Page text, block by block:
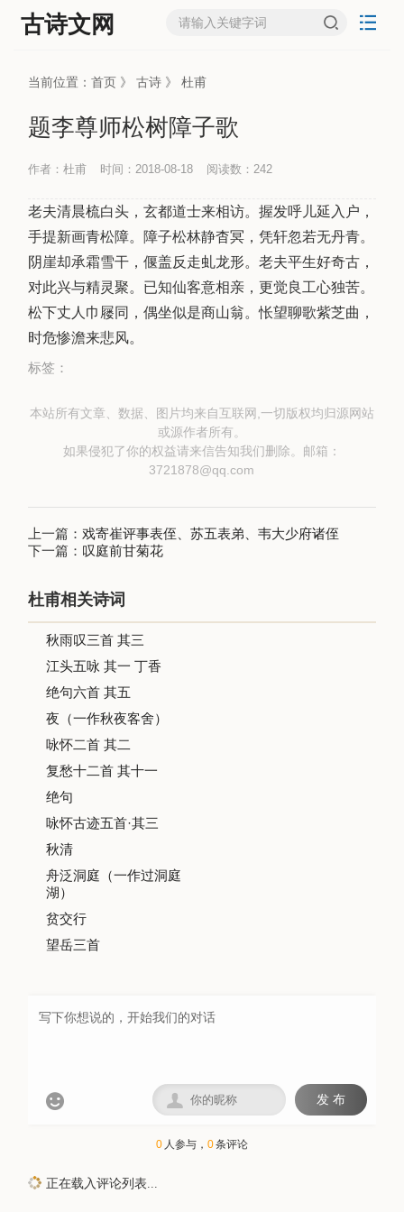
古诗文网
当前位置：首页 》古诗 》杜甫
题李尊师松树障子歌
作者：杜甫 时间：2018-08-18 阅读数：242
老夫清晨梳白头，玄都道士来相访。握发呼儿延入户，
手提新画青松障。障子松林静杳冥，凭轩忽若无丹青。
阴崖却承霜雪干，偃盖反走虬龙形。老夫平生好奇古，
对此兴与精灵聚。已知仙客意相亲，更觉良工心独苦。
松下丈人巾屦同，偶坐似是商山翁。怅望聊歌紫芝曲，
时危惨澹来悲风。
标签：
本站所有文章、数据、图片均来自互联网,一切版权均归源网站
或源作者所有。
如果侵犯了你的权益请来信告知我们删除。邮箱：
3721878@qq.com
上一篇： 戏寄崔评事表侄、苏五表弟、韦大少府诸侄
下一篇： 叹庭前甘菊花
杜甫相关诗词
秋雨叹三首 其三
江头五咏 其一 丁香
绝句六首 其五
夜（一作秋夜客舍）
咏怀二首 其二
复愁十二首 其十一
绝句
咏怀古迹五首·其三
秋清
舟泛洞庭（一作过洞庭
湖）
贫交行
望岳三首
 发 布

0 人参与， 0条评论
正在载入评论列表...